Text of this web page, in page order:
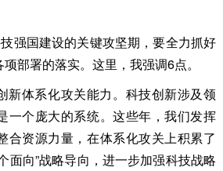
强国建设的关键攻坚期，要全力抓好
部署的落实。这里，我强调6点。
体系化攻关能力。科技创新涉及领
一个庞大的系统。这些年，我们发挥
合资源力量，在体系化攻关上积累了
面向”战略导向，进一步加强科技战略